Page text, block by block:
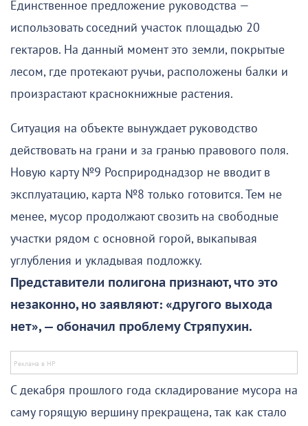
Единственное предложение руководства —
использовать соседний участок площадью 20
гектаров. На данный момент это земли, покрытые
лесом, где протекают ручьи, расположены балки и
произрастают краснокнижные растения.
Ситуация на объекте вынуждает руководство
действовать на грани и за гранью правового поля.
Новую карту №9 Росприроднадзор не вводит в
эксплуатацию, карта №8 только готовится. Тем не
менее, мусор продолжают свозить на свободные
участки рядом с основной горой, выкапывая
углубления и укладывая подложку.
Представители полигона признают, что это
незаконно, но заявляют: «другого выхода
нет», — обоначил проблему Стряпухин.
С декабря прошлого года складирование мусора на
саму горящую вершину прекращена, так как стало